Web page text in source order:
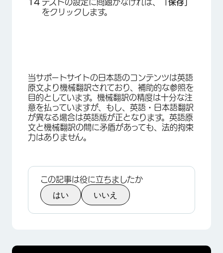
テストの設定に問題がなければ、
「保存」
をクリックします。
当サポートサイトの日本語のコンテンツは英語
原文より機械翻訳されており、補助的な参照を
目的としています。機械翻訳の精度は十分な注
意を払っていますが、もし、英語・日本語翻訳
が異なる場合は英語版が正となります。英語原
文と機械翻訳の間に矛盾があっても、法的拘束
力はありません。
この記事は役に立ちましたか
はい いいえ